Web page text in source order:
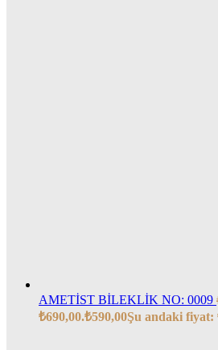
AMETİST BİLEKLİK NO: 0009
₺690,00.₺590,00Şu andaki fiyat: